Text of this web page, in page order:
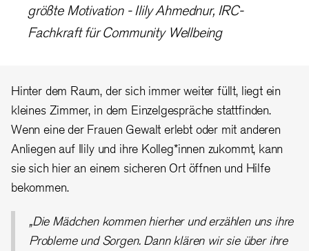
größte Motivation - Ilily Ahmednur, IRC-
Fachkraft für Community Wellbeing
Hinter dem Raum, der sich immer weiter füllt, liegt ein
kleines Zimmer, in dem Einzelgespräche stattfinden.
Wenn eine der Frauen Gewalt erlebt oder mit anderen
Anliegen auf Ilily und ihre Kolleg*innen zukommt, kann
sie sich hier an einem sicheren Ort öffnen und Hilfe
bekommen.
„Die Mädchen kommen hierher und erzählen uns ihre
Probleme und Sorgen. Dann klären wir sie über ihre